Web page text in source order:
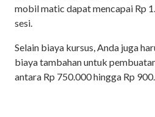
mobil matic dapat mencapai Rp
sesi.
Selain biaya kursus, Anda juga
biaya tambahan untuk
antara Rp 750.000 hingga Rp